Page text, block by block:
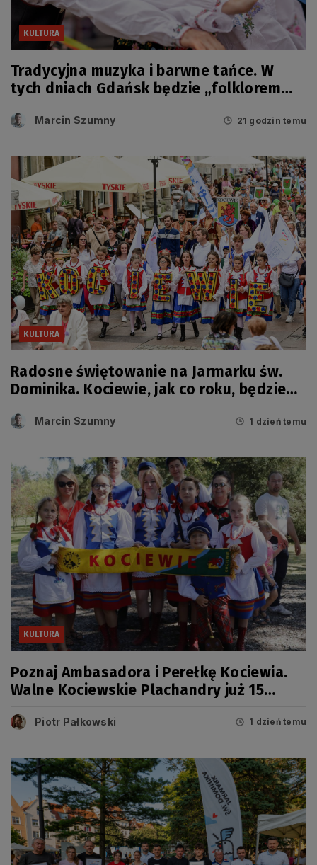
KULTURA
Tradycyjna muzyka i barwne tańce. W
tych dniach Gdańsk będzie „folklorem
Marcin Szumny 21 godzin temu
KULTURA
Radosne świętowanie na Jarmarku św.
Dominika. Kociewie, jak co roku, będzie
Marcin Szumny 1 dzień temu
KULTURA
Poznaj Ambasadora i Perełkę Kociewia.
Walne Kociewskie Plachandry już 15
Piotr Pałkowski 1 dzień temu